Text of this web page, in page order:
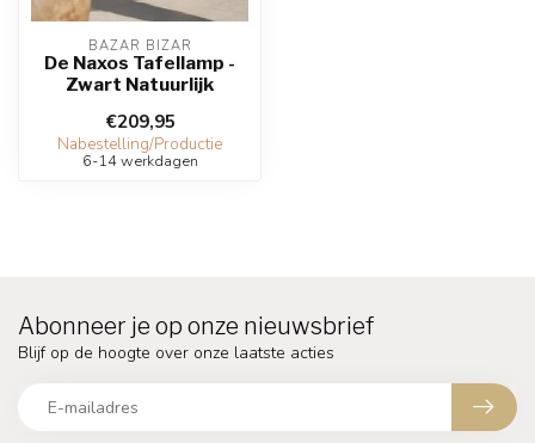
BAZAR BIZAR
De Naxos Tafellamp -
Zwart Natuurlijk
€209,95
Nabestelling/Productie
6-14 werkdagen
Abonneer je op onze nieuwsbrief
Blijf op de hoogte over onze laatste acties